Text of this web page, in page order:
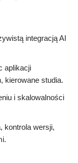
integracją AI
aplikacji
kierowane studia.
i skalowalności
kontrola wersji,